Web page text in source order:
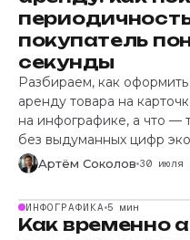
покупатель
секунды
Разбираем, как
аренду товара на
на инфографике, а что —
без выдуманных цифр
Артём Соколов 30 июля
ИНФОГРАФИКА 5 мин
Как временно